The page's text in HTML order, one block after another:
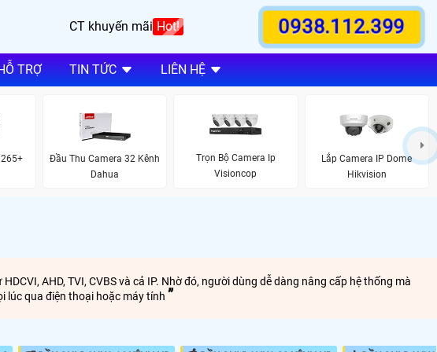
CT khuyến mãi Hot! 0938.112.399
TRỢ TIN TỨC LIÊN HỆ
Đầu Thu Camera 32 Kênh
Dahua
Trọn Bộ Camera Ip
Visioncop
Lắp Camera IP Dome
Hikvision
AHD, TVI, CVBS và cả IP. Nhờ đó, người dùng dễ dàng nâng cấp hệ thống mà
lúc qua điện thoại hoặc máy tính